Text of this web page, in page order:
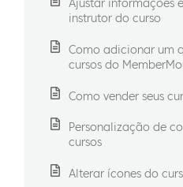
Ajustar informações
instrutor do curso
Como adicionar um
cursos do
Como vender seus
Personalização de
cursos
Alterar ícones do